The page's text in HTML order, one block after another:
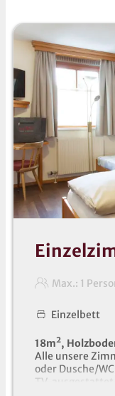
Max.: 1
Einzelbett
18m²,
Alle unsere
oder Dusche/
TV